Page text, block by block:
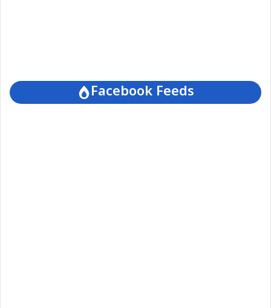
Facebook Feeds